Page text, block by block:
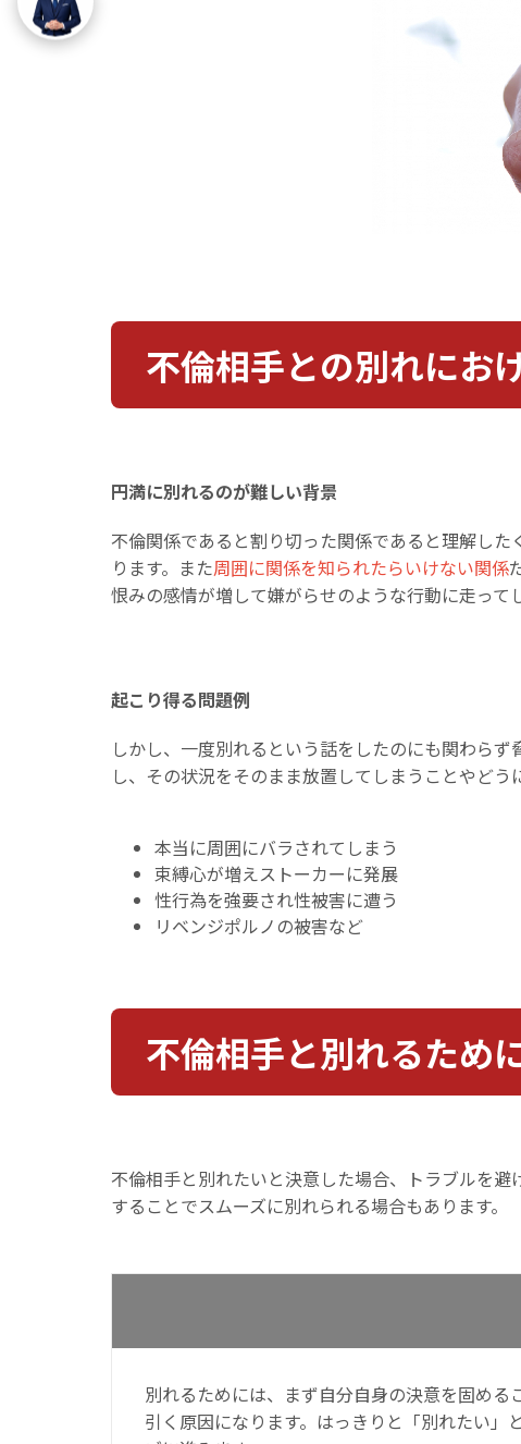
不倫相手との別れにお
円満に別れるのが難しい背景
不倫関係であると割り切った関係であると理解した
ります。また周囲に関係を知られたらいけない関係
恨みの感情が増して嫌がらせのような行動に走って
起こり得る問題例
しかし、一度別れるという話をしたのにも関わら
し、その状況をそのまま放置してしまうことやど
本当に周囲にバラされてしまう
束縛心が増えストーカーに発展
性行為を強要され性被害に遭う
リベンジポルノの被害など
不倫相手と別れるため
不倫相手と別れたいと決意した場合、トラブルを
することでスムーズに別れられる場合もあります。
別れるためには、まず自分自身の決意を固め
引く原因になります。はっきりと「別れたい